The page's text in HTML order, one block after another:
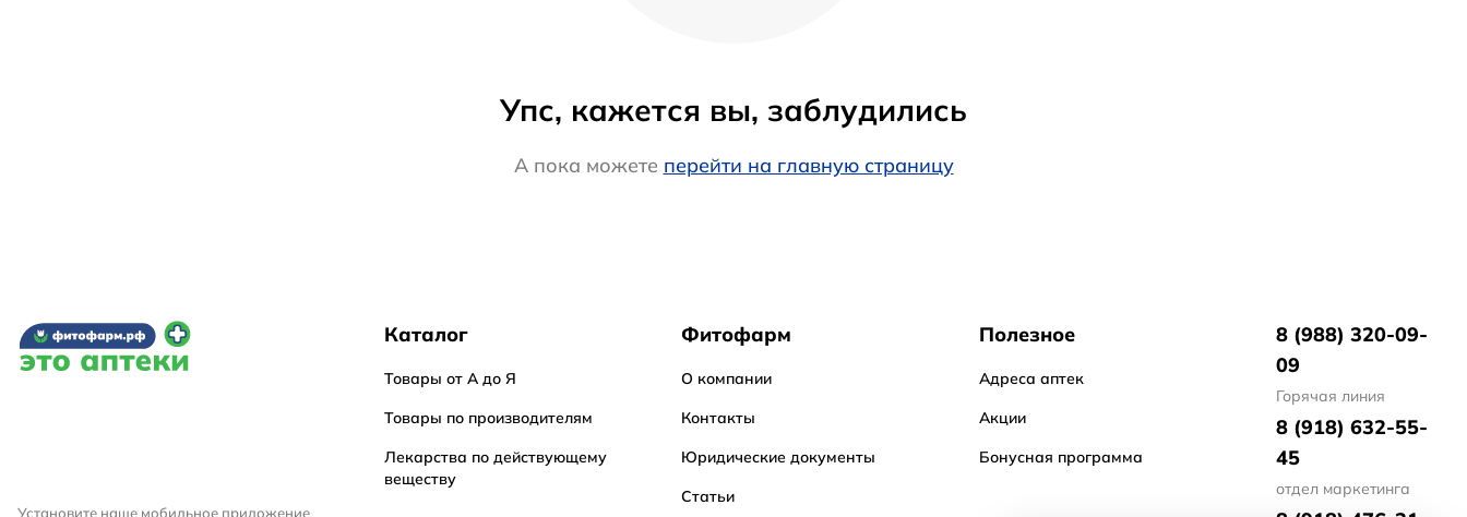
Упс, кажется вы, заблудились
А пока можете перейти на главную страницу
Установите наше мобильное приложение
Каталог
Товары от А до Я
Товары по производителям
Лекарства по действующему
веществу
Фитофарм
О компании
Контакты
Юридические документы
Статьи
Полезное
Адреса аптек
Акции
Бонусная программа
8 (988) 320-09-
09
Горячая линия
8 (918) 632-55-
45
отдел маркетинга